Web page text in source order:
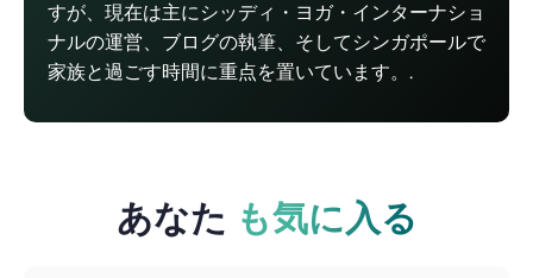
すが、現在は主にシッディ・ヨガ・インターナショ
ナルの運営、ブログの執筆、そしてシンガポールで
家族と過ごす時間に重点を置いています。.
あなた も気に入る